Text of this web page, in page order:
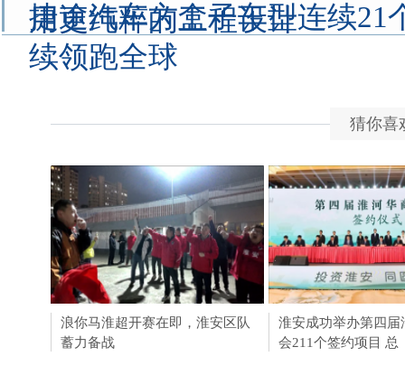
用更纯粹的工程设计
捷途汽车方盒子车型连续21
续领跑全球
猜你喜
浪你马淮超开赛在即，淮安区队
蓄力备战
用AI守护绿水青山！
动走进黄山
淮安成功举办第四届
会211个签约项目 总